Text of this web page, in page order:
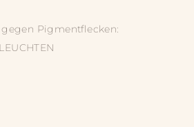
Pigmentflecken:
LEUCHTEN